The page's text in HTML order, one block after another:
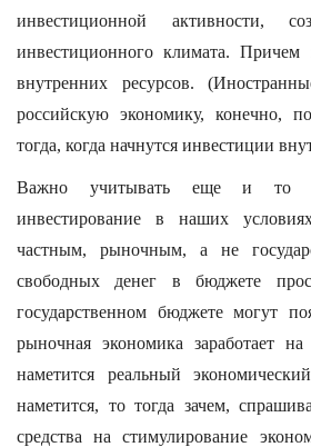
инвестиционной активности,
инвестиционного климата. Причем
внутренних ресурсов.
российскую экономику, конечно,
тогда, когда начнутся инвестиции
Важно учитывать еще и то
инвестирование в наших
частным, рыночным, а не
свободных денег в бюджете
государственном бюджете могут
рыночная экономика заработает
наметится реальный
наметится, то тогда зачем,
средства на стимулирование